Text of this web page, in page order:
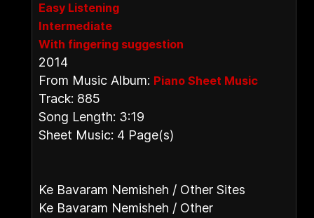
Easy Listening
Intermediate
With fingering suggestion
2014
From Music Album: Piano Sheet Music
Track: 885
Song Length: 3:19
Sheet Music: 4 Page(s)
Ke Bavaram Nemisheh / Other Sites
Ke Bavaram Nemisheh / Other